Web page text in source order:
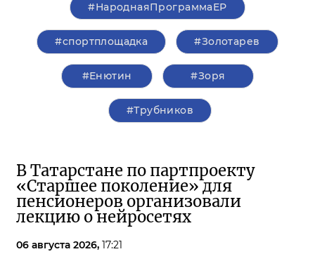
#НароднаяПрограммаЕР
#спортплощадка #Золотарев
#Енютин #Зоря
#Трубников
В Татарстане по партпроекту
«Старшее поколение» для
пенсионеров организовали
лекцию о нейросетях
06 августа 2026, 17:21